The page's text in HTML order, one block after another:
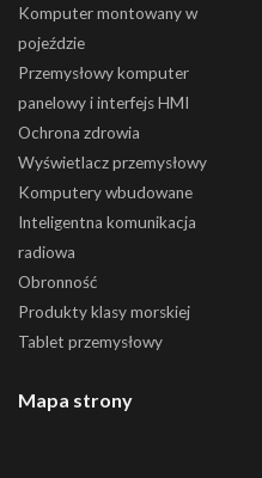
Komputer montowany w
pojeździe
Przemysłowy komputer
panelowy i interfejs HMI
Ochrona zdrowia
Wyświetlacz przemysłowy
Komputery wbudowane
Inteligentna komunikacja
radiowa
Obronność
Produkty klasy morskiej
Tablet przemysłowy
Mapa strony